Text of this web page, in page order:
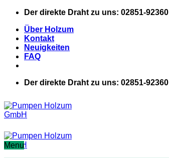
Zum
springen
Der direkte Draht zu uns: 02851-92360
Über Holzum
Kontakt
Neuigkeiten
FAQ
Der direkte Draht zu uns: 02851-92360
Menu